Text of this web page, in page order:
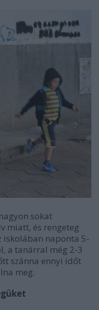
sokat
miatt, és rengeteg
iskolában naponta 5-
a tanárral még 2-3
szánna ennyi időt
meg.